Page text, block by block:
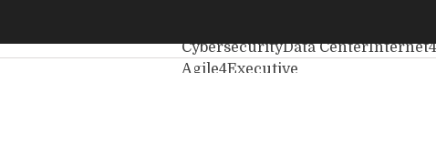
CybersecurityData Center
Agile4Executive